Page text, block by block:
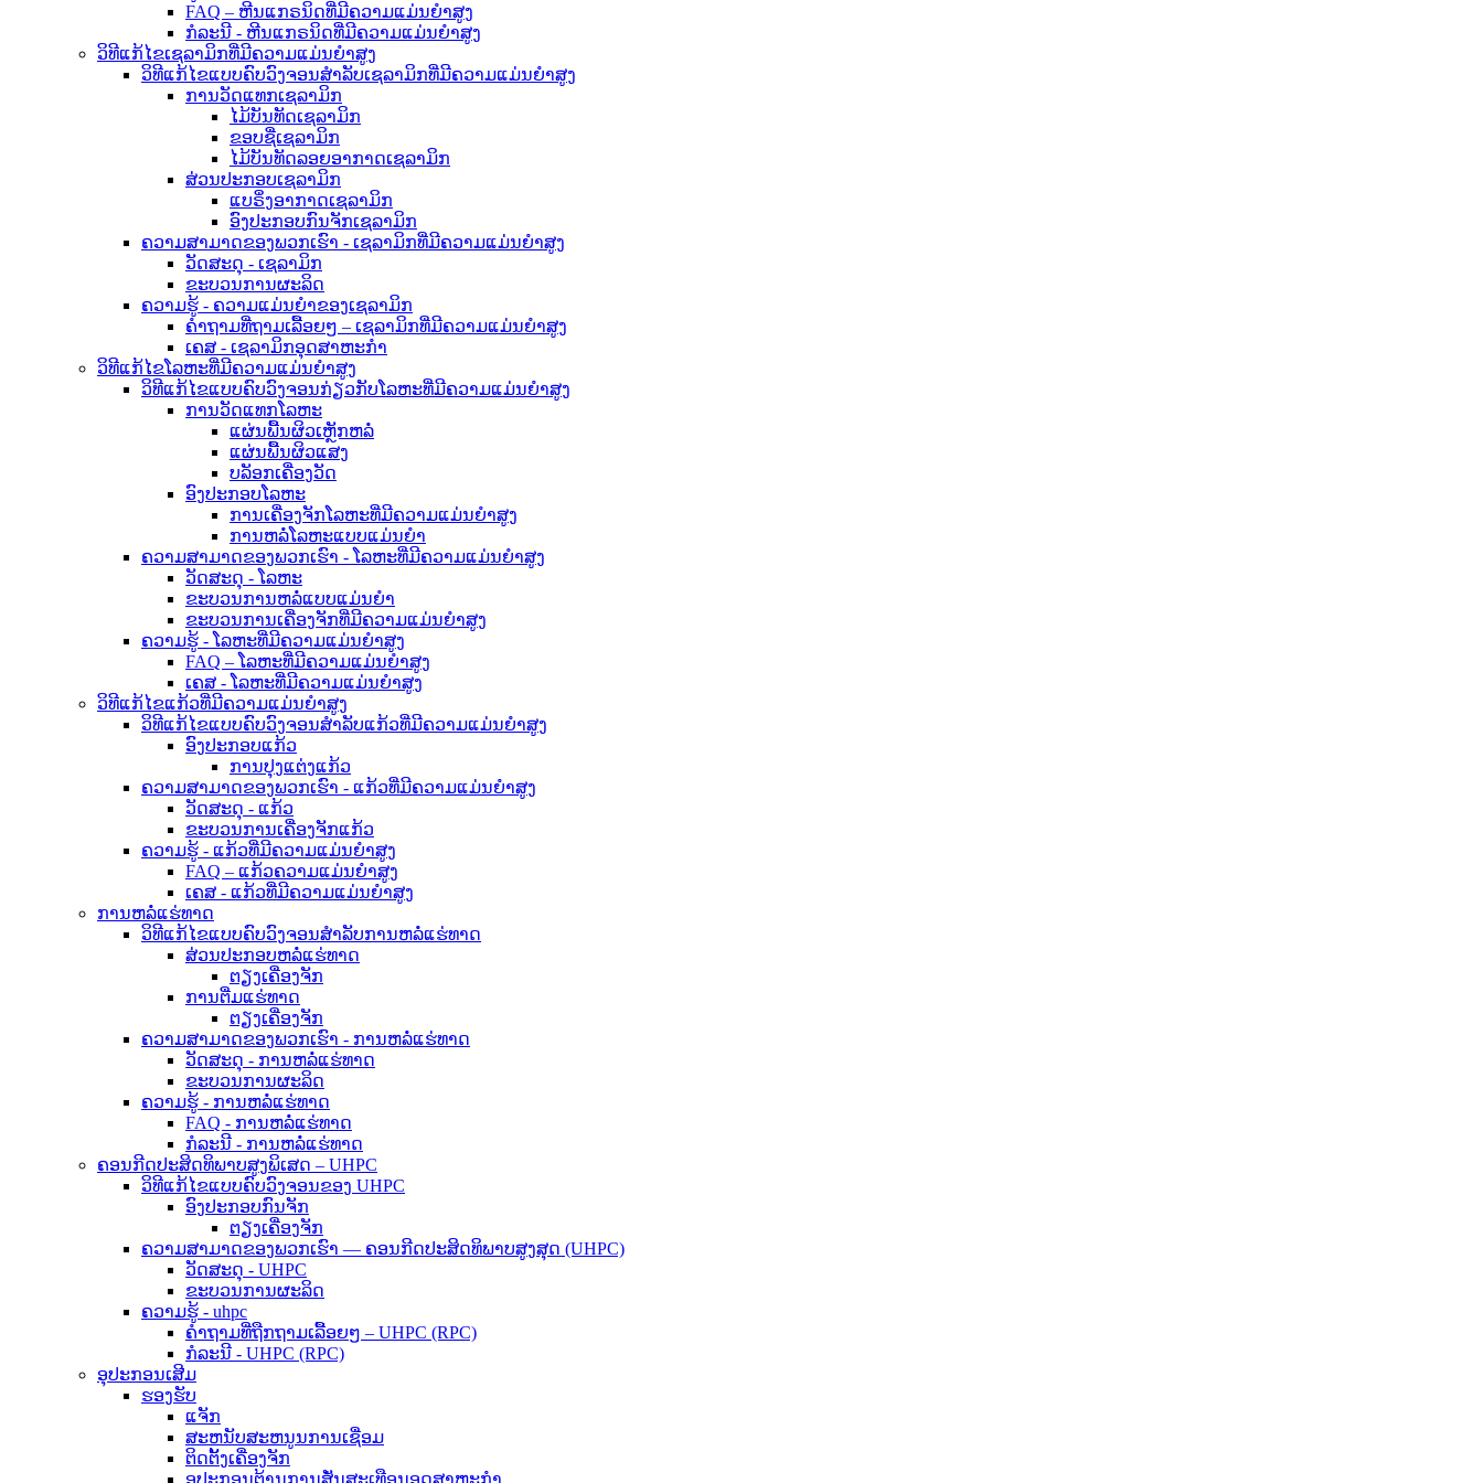
FAQ – ຫີນແກຣນິດທີ່ມີຄວາມແມ່ນຍໍາສູງ
ກໍລະນີ - ຫີນແກຣນິດທີ່ມີຄວາມແມ່ນຍໍາສູງ
ວິທີແກ້ໄຂເຊລາມິກທີ່ມີຄວາມແມ່ນຍໍາສູງ
ວິທີແກ້ໄຂແບບຄົບວົງຈອນສຳລັບເຊລາມິກທີ່ມີຄວາມແມ່ນຍໍາສູງ
ການວັດແທກເຊລາມິກ
ໄມ້ບັນທັດເຊລາມິກ
ຂອບຊື່ເຊລາມິກ
ໄມ້ບັນທັດລອຍອາກາດເຊລາມິກ
ສ່ວນປະກອບເຊລາມິກ
ແບຣິ່ງອາກາດເຊລາມິກ
ອົງປະກອບກົນຈັກເຊລາມິກ
ຄວາມສາມາດຂອງພວກເຮົາ - ເຊລາມິກທີ່ມີຄວາມແມ່ນຍໍາສູງ
ວັດສະດຸ - ເຊລາມິກ
ຂະບວນການຜະລິດ
ຄວາມຮູ້ - ຄວາມແມ່ນຍຳຂອງເຊລາມິກ
ຄຳຖາມທີ່ຖາມເລື້ອຍໆ – ເຊລາມິກທີ່ມີຄວາມແມ່ນຍຳສູງ
ເຄສ - ເຊລາມິກອຸດສາຫະກຳ
ວິທີແກ້ໄຂໂລຫະທີ່ມີຄວາມແມ່ນຍໍາສູງ
ວິທີແກ້ໄຂແບບຄົບວົງຈອນກ່ຽວກັບໂລຫະທີ່ມີຄວາມແມ່ນຍໍາສູງ
ການວັດແທກໂລຫະ
ແຜ່ນພື້ນຜິວເຫຼັກຫລໍ່
ແຜ່ນພື້ນຜິວແສງ
ບລັອກເຄື່ອງວັດ
ອົງປະກອບໂລຫະ
ການເຄື່ອງຈັກໂລຫະທີ່ມີຄວາມແມ່ນຍໍາສູງ
ການຫລໍ່ໂລຫະແບບແມ່ນຍໍາ
ຄວາມສາມາດຂອງພວກເຮົາ - ໂລຫະທີ່ມີຄວາມແມ່ນຍໍາສູງ
ວັດສະດຸ - ໂລຫະ
ຂະບວນການຫລໍ່ແບບແມ່ນຍໍາ
ຂະບວນການເຄື່ອງຈັກທີ່ມີຄວາມແມ່ນຍໍາສູງ
ຄວາມຮູ້ - ໂລຫະທີ່ມີຄວາມແມ່ນຍໍາສູງ
FAQ – ໂລຫະທີ່ມີຄວາມແມ່ນຍໍາສູງ
ເຄສ - ໂລຫະທີ່ມີຄວາມແມ່ນຍໍາສູງ
ວິທີແກ້ໄຂແກ້ວທີ່ມີຄວາມແມ່ນຍໍາສູງ
ວິທີແກ້ໄຂແບບຄົບວົງຈອນສຳລັບແກ້ວທີ່ມີຄວາມແມ່ນຍໍາສູງ
ອົງປະກອບແກ້ວ
ການປຸງແຕ່ງແກ້ວ
ຄວາມສາມາດຂອງພວກເຮົາ - ແກ້ວທີ່ມີຄວາມແມ່ນຍໍາສູງ
ວັດສະດຸ - ແກ້ວ
ຂະບວນການເຄື່ອງຈັກແກ້ວ
ຄວາມຮູ້ - ແກ້ວທີ່ມີຄວາມແມ່ນຍໍາສູງ
FAQ – ແກ້ວຄວາມແມ່ນຍໍາສູງ
ເຄສ - ແກ້ວທີ່ມີຄວາມແມ່ນຍໍາສູງ
ການຫລໍ່ແຮ່ທາດ
ວິທີແກ້ໄຂແບບຄົບວົງຈອນສຳລັບການຫລໍ່ແຮ່ທາດ
ສ່ວນປະກອບຫລໍ່ແຮ່ທາດ
ຕຽງເຄື່ອງຈັກ
ການຕື່ມແຮ່ທາດ
ຕຽງເຄື່ອງຈັກ
ຄວາມສາມາດຂອງພວກເຮົາ - ການຫລໍ່ແຮ່ທາດ
ວັດສະດຸ - ການຫລໍ່ແຮ່ທາດ
ຂະບວນການຜະລິດ
ຄວາມຮູ້ - ການຫລໍ່ແຮ່ທາດ
FAQ - ການຫລໍ່ແຮ່ທາດ
ກໍລະນີ - ການຫລໍ່ແຮ່ທາດ
ຄອນກີດປະສິດທິພາບສູງພິເສດ – UHPC
ວິທີແກ້ໄຂແບບຄົບວົງຈອນຂອງ UHPC
ອົງປະກອບກົນຈັກ
ຕຽງເຄື່ອງຈັກ
ຄວາມສາມາດຂອງພວກເຮົາ — ຄອນກີດປະສິດທິພາບສູງສຸດ (UHPC)
ວັດສະດຸ - UHPC
ຂະບວນການຜະລິດ
ຄວາມຮູ້ - uhpc
ຄຳຖາມທີ່ຖືກຖາມເລື້ອຍໆ – UHPC (RPC)
ກໍລະນີ - UHPC (RPC)
ອຸປະກອນເສີມ
ຮອງຮັບ
ແຈັກ
ສະຫນັບສະຫນູນການເຊື່ອມ
ຕິດຕັ້ງເຄື່ອງຈັກ
ອຸປະກອນຕ້ານການສັ່ນສະເທືອນອຸດສາຫະກໍາ